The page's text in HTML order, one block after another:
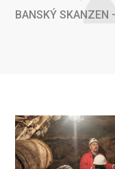
BANSKÝ SKANZEN